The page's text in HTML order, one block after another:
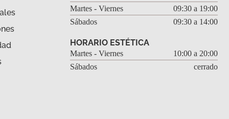
Martes - Viernes
09:30 a 19:00
Sábados
09:30 a 14:00
HORARIO ESTÉTICA
Martes - Viernes
10:00 a 20:00
Sábados
cerrado